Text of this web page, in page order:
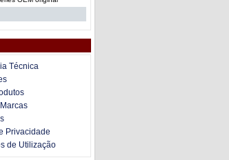
OEM original
Técnica
Privacidade
de Utilização